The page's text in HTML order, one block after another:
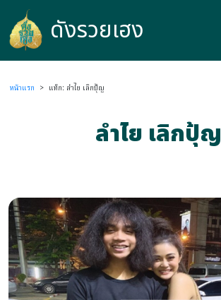
ดังรวยเฮง
ดังรวยเฮง
หน้าแรก > แท็ก: ลำไย เลิกปุ้ญ
ลำไย เลิกปุ้ญ